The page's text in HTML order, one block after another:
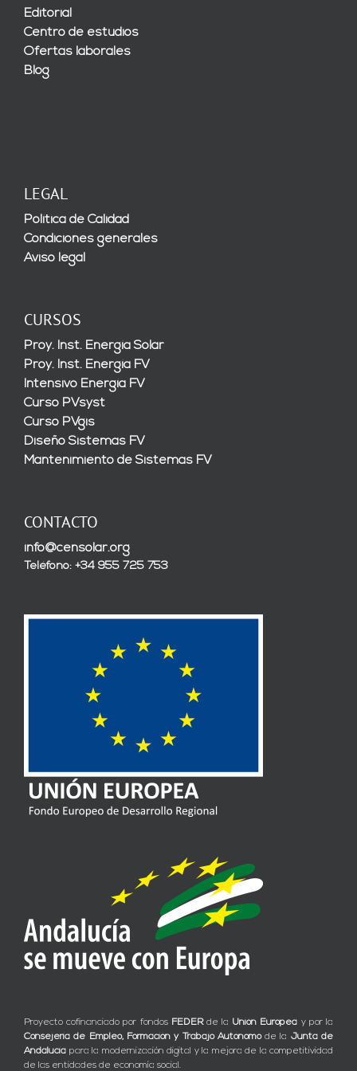
Editorial
Centro de estudios
Ofertas laborales
Blog
LEGAL
Política de Calidad
Condiciones generales
Aviso legal
CURSOS
Proy. Inst. Energía Solar
Proy. Inst. Energía FV
Intensivo Energía FV
Curso PVsyst
Curso PVgis
Diseño Sistemas FV
Mantenimiento de Sistemas FV
CONTACTO
info@censolar.org
Teléfono: +34 955 725 753
Proyecto cofinanciado por fondos FEDERde la Unión Europea y por la
Consejería de Empleo, Formación y Trabajo Autónomode la Junta de
Andalucía para la modernización digital y la mejora de la competitividad
de las entidades de economía social.